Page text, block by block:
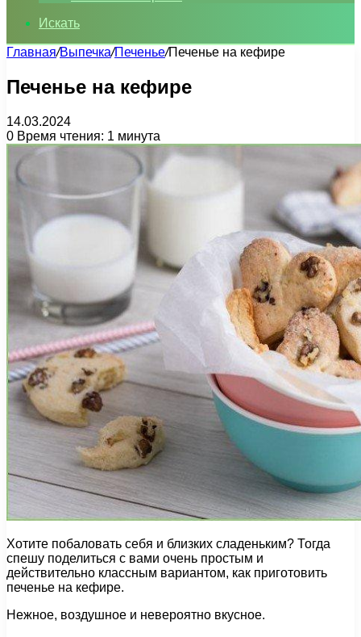
Искать
Главная/Выпечка/Печенье/Печенье на кефире
Печенье на кефире
14.03.2024
0 Время чтения: 1 минута
Хотите побаловать себя и близких сладеньким? Тогда
спешу поделиться с вами очень простым и
действительно классным вариантом, как приготовить
печенье на кефире.
Нежное, воздушное и невероятно вкусное.